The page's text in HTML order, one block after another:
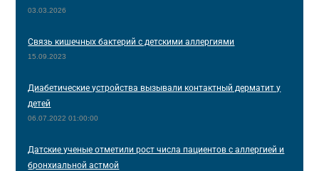
03.03.2026
Связь кишечных бактерий с детскими аллергиями
15.09.2023
Диабетические устройства вызывали контактный дерматит у
детей
06.07.2022 01:00:00
Датские ученые отметили рост числа пациентов с аллергией и
бронхиальной астмой